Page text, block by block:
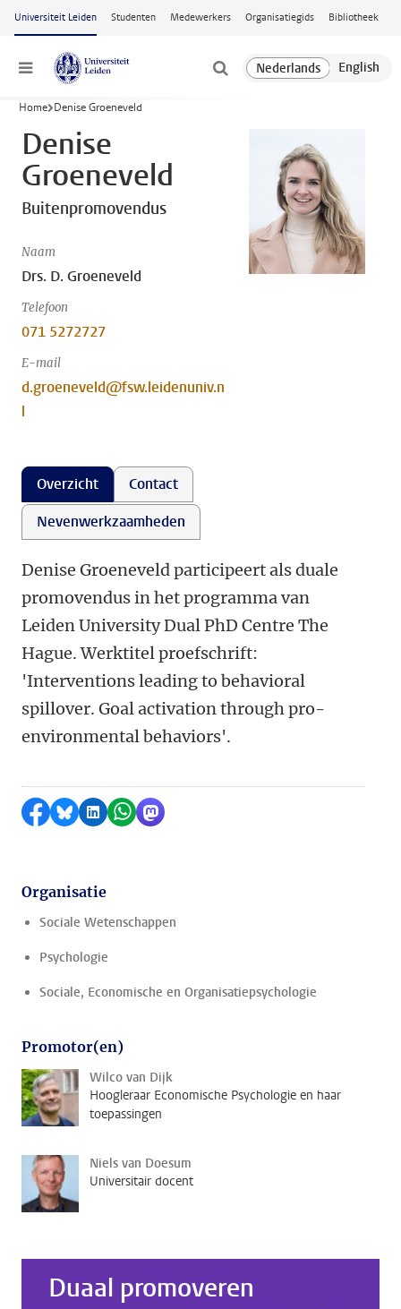
Ga naar hoofdinhoud
Universiteit Leiden Studenten Medewerkers Organisatiegids Bibliotheek
Menu
Home Denise Groeneveld
Denise
Groeneveld
Buitenpromovendus
Naam
Drs. D. Groeneveld
Telefoon
071 5272727
E-mail
d.groeneveld@fsw.leidenuniv.n
l
Overzicht
Contact
Nevenwerkzaamheden
Denise Groeneveld participeert als duale
promovendus in het programma van
Leiden University Dual PhD Centre The
Hague. Werktitel proefschrift:
'Interventions leading to behavioral
spillover. Goal activation through pro-
environmental behaviors'.
Delen op Facebook
Delen via Bluesky
Delen op LinkedIn
Delen via WhatsApp
Delen via Mastodon
Organisatie
Sociale Wetenschappen
Psychologie
Sociale, Economische en Organisatiepsychologie
Promotor(en)
Wilco van Dijk
Hoogleraar Economische Psychologie en haar
toepassingen
Niels van Doesum
Universitair docent
Duaal promoveren